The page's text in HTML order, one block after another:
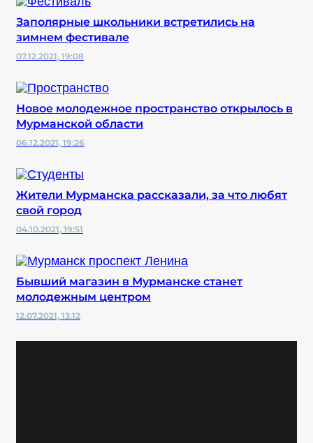
Заполярные школьники встретились на
зимнем фестивале
07.12.2021, 19:08
Новое молодежное пространство открылось в
Мурманской области
06.12.2021, 19:26
Жители Мурманска рассказали, за что любят
свой город
04.10.2021, 19:51
Бывший магазин в Мурманске станет
молодежным центром
12.07.2021, 13:12